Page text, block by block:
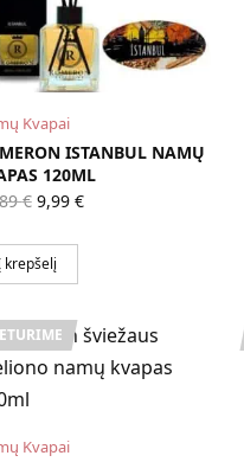
Kvapai
ISTANBUL NAMŲ
120ML
€ Original
price
was:
12,89 €.
9,99 €Current
krepšelį
Kvapai